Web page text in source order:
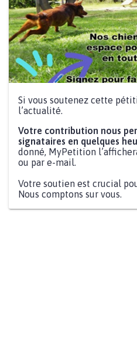
Si vous soutenez cette
l’actualité.
Votre contribution nous
signataires en quelques
donné, MyPetition
ou par e-mail.
Votre soutien est crucial
Nous comptons sur vous.